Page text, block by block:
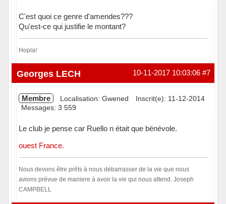
C'est quoi ce genre d'amendes???
Qu'est-ce qui justifie le montant?
Hopla!
Hors ligne #7
10-11-2017 10:03:06
Georges LECH
Membre Localisation: Gwened
Inscrit(e): 11-12-2014
Messages: 3 559
Le club je pense car Ruello n était que bénévole.
ouest France.
Nous devons être prêts à nous débarrasser de la vie que nous
avions prévue de maniere à avoir la vie qui nous attend. Joseph
CAMPBELL